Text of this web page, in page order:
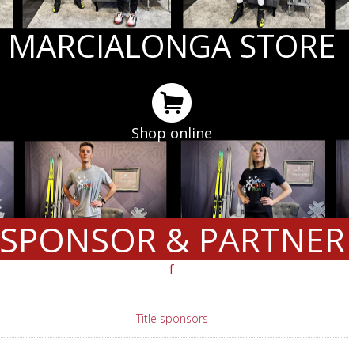
MARCIALONGA STORE
Shop online
SPONSOR & PARTNER
f
Title sponsors